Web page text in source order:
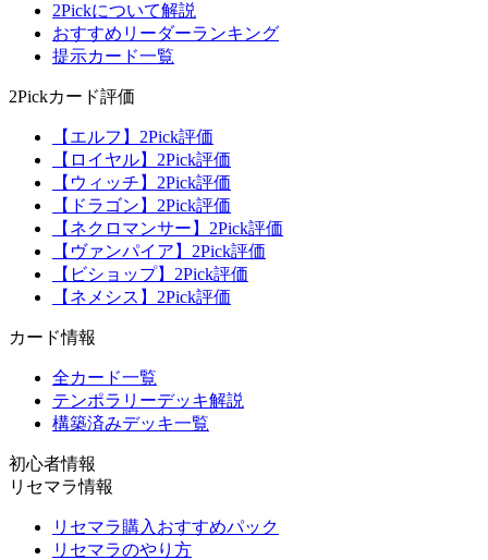
2Pickについて解説
おすすめリーダーランキング
提示カード一覧
2Pickカード評価
【エルフ】2Pick評価
【ロイヤル】2Pick評価
【ウィッチ】2Pick評価
【ドラゴン】2Pick評価
【ネクロマンサー】2Pick評価
【ヴァンパイア】2Pick評価
【ビショップ】2Pick評価
【ネメシス】2Pick評価
カード情報
全カード一覧
テンポラリーデッキ解説
構築済みデッキ一覧
初心者情報
リセマラ情報
リセマラ購入おすすめパック
リセマラのやり方